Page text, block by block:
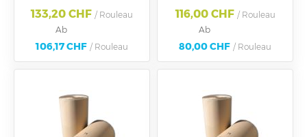
133,20 CHF / Rouleau
Ab
106,17 CHF / Rouleau
116,00 CHF / Rouleau
Ab
80,00 CHF / Rouleau